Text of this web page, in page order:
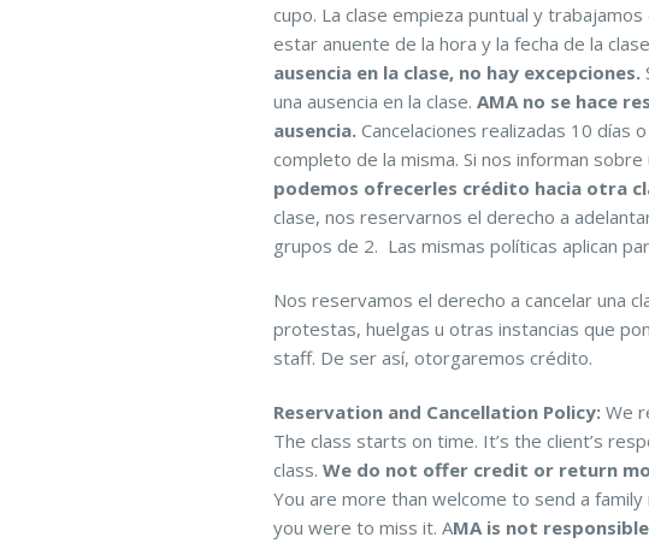
cupo. La clase empieza puntual y
estar anuente de la hora y la fecha de la
ausencia en la clase, no hay excepciones.
una ausencia en la clase. AMA no se hace
ausencia. Cancelaciones realizadas 10 días
completo de la misma. Si nos informan
podemos ofrecerles crédito hacia otra
clase, nos reservarnos el derecho a
grupos de 2. Las mismas políticas aplican
Nos reservamos el derecho a cancelar una
protestas, huelgas u otras instancias que
staff. De ser así, otorgaremos crédito.
Reservation and Cancellation Policy: We
The class starts on time. It’s the client’s
class. We do not offer credit or return
You are more than welcome to send a
you were to miss it. AMA is not